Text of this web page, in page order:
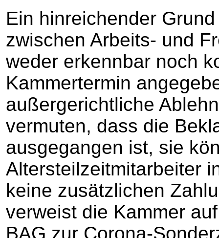
Ein hinreichender
zwischen Arbeits- und
weder erkennbar noch
Kammertermin
außergerichtliche
vermuten, dass die
ausgegangen ist, sie
Altersteilzeitmitarbeiter
keine zusätzlichen
verweist die Kammer
BAG zur Corona-